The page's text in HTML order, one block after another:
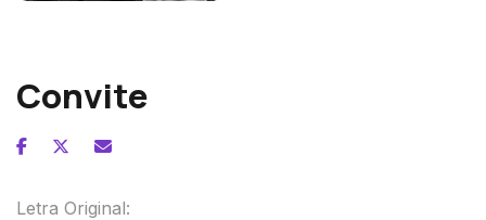
Convite
Letra Original: